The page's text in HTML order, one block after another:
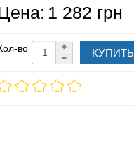
1 282 грн
во КУПИТЬ